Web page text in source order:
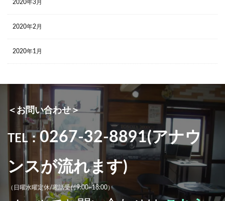
2020年3月
2020年2月
2020年1月
＜お問い合わせ＞
TEL： 0267-32-8891(アナウ
ンスが流れます)
（日曜水曜定休/電話受付9:00~18:00）